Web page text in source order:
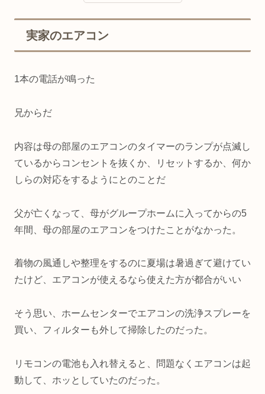
実家のエアコン
1本の電話が鳴った
兄からだ
内容は母の部屋のエアコンのタイマーのランプが点滅し
ているからコンセントを抜くか、リセットするか、何か
しらの対応をするようにとのことだ
父が亡くなって、母がグループホームに入ってからの5
年間、母の部屋のエアコンをつけたことがなかった。
着物の風通しや整理をするのに夏場は暑過ぎて避けてい
たけど、エアコンが使えるなら使えた方が都合がいい
そう思い、ホームセンターでエアコンの洗浄スプレーを
買い、フィルターも外して掃除したのだった。
リモコンの電池も入れ替えると、問題なくエアコンは起
動して、ホッとしていたのだった。